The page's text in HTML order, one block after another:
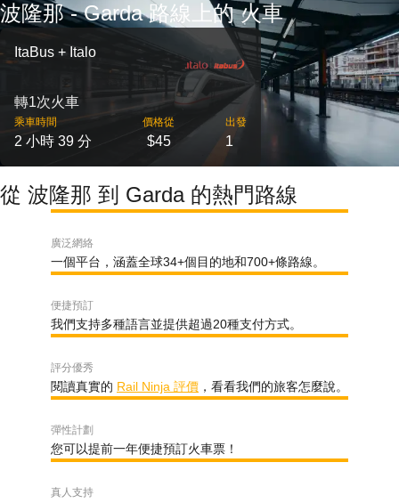
波隆那 - Garda 路線上的 火車
ItaBus + Italo
轉1次火車
乘車時間
2 小時 39 分
價格從
$45
出發
1
從 波隆那 到 Garda 的熱門路線
廣泛網絡
一個平台，涵蓋全球34+個目的地和700+條路線。
便捷預訂
我們支持多種語言並提供超過20種支付方式。
評分優秀
閱讀真實的 Rail Ninja 評價 ，看看我們的旅客怎麼說。
彈性計劃
您可以提前一年便捷預訂火車票！
真人支持